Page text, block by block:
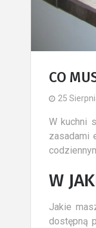
CO
25
W kuchni
zasadami
W
Jakie
dostępną